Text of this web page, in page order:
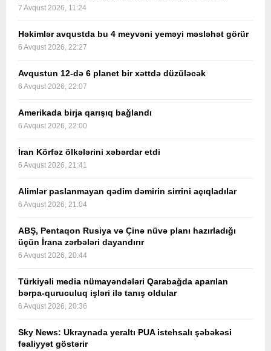
7 Avqust 2026, 11:24
Həkimlər avqustda bu 4 meyvəni yeməyi məsləhət görür
6 Avqust 2026, 22:27
Avqustun 12-də 6 planet bir xəttdə düzüləcək
6 Avqust 2026, 22:07
Amerikada birja qarışıq bağlandı
6 Avqust 2026, 22:00
İran Körfəz ölkələrini xəbərdar etdi
6 Avqust 2026, 21:41
Alimlər paslanmayan qədim dəmirin sirrini açıqladılar
6 Avqust 2026, 21:04
ABŞ, Pentaqon Rusiya və Çinə nüvə planı hazırladığı
üçün İrana zərbələri dayandırır
6 Avqust 2026, 20:44
Türkiyəli media nümayəndələri Qarabağda aparılan
bərpa-quruculuq işləri ilə tanış oldular
6 Avqust 2026, 20:36
Sky News: Ukraynada yeraltı PUA istehsalı şəbəkəsi
fəaliyyət göstərir